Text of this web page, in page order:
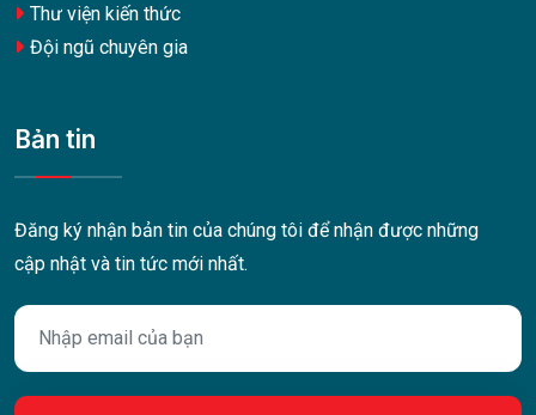
Thư viện kiến thức
Đội ngũ chuyên gia
Bản tin
Đăng ký nhận bản tin của chúng tôi để nhận được những
cập nhật và tin tức mới nhất.